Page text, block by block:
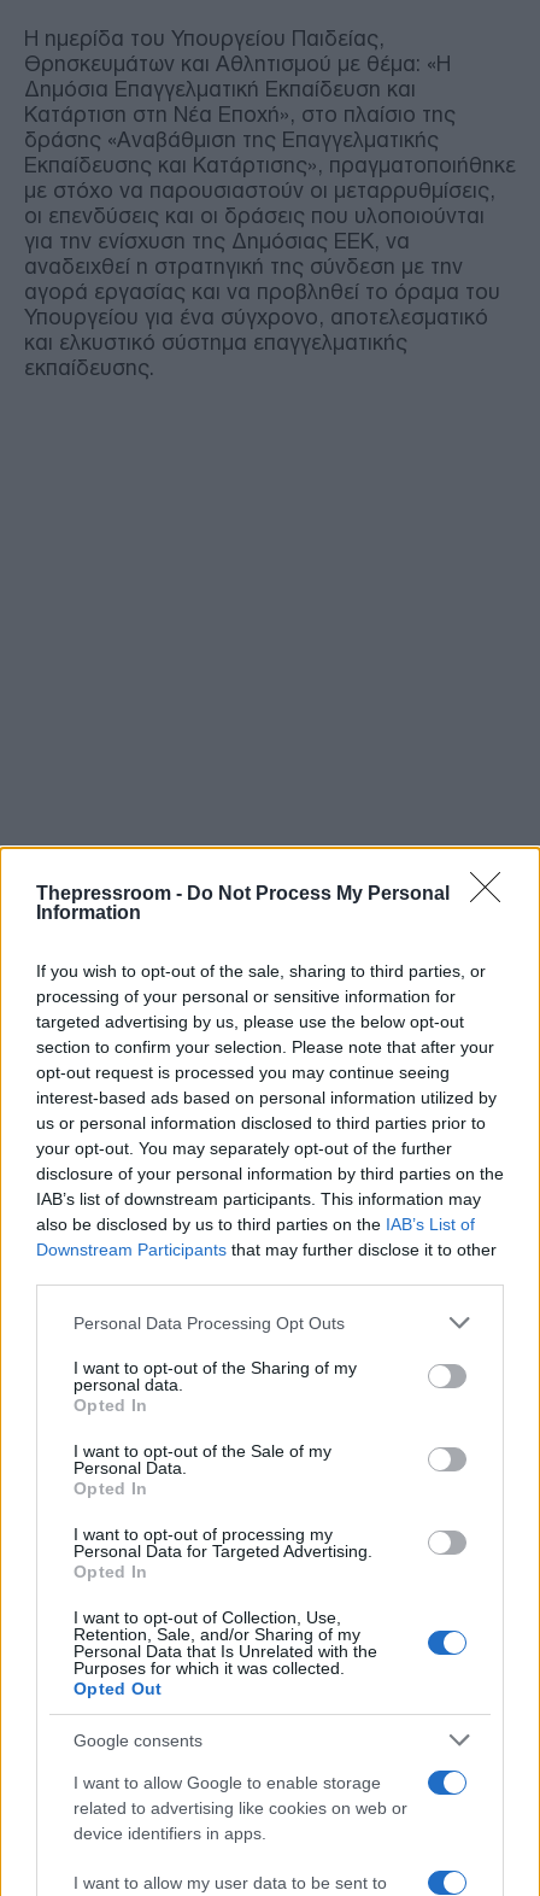
Thepressroom - Do Not Process My Personal
Information
If you wish to opt-out of the sale, sharing to third parties, or
processing of your personal or sensitive information for
targeted advertising by us, please use the below opt-out
section to confirm your selection. Please note that after your
opt-out request is processed you may continue seeing
interest-based ads based on personal information utilized by
us or personal information disclosed to third parties prior to
your opt-out. You may separately opt-out of the further
disclosure of your personal information by third parties on the
IAB’s list of downstream participants. This information may
also be disclosed by us to third parties on the IAB’s List of
Downstream Participants that may further disclose it to other
Please note that this website/app uses one or more Google
not limited to your visit or usage behaviour. You may click to
grant or deny consent to Google and its third-party tags to
use your data for below specified purposes in below Google
consent section.
Personal Data Processing Opt Outs
I want to opt-out of the Sharing of my
personal data.
Opted In
I want to opt-out of the Sale of my
Personal Data.
Opted In
I want to opt-out of processing my
Personal Data for Targeted Advertising.
Opted In
I want to opt-out of Collection, Use,
Retention, Sale, and/or Sharing of my
Personal Data that Is Unrelated with the
Purposes for which it was collected.
Opted Out
Google consents
I want to allow Google to enable storage
related to advertising like cookies on web or
device identifiers in apps.
I want to allow my user data to be sent to
Η ημερίδα του Υπουργείου Παιδείας,
Θρησκευμάτων και Αθλητισμού με θέμα: «Η
Δημόσια Επαγγελματική Εκπαίδευση και
Κατάρτιση στη Νέα Εποχή», στο πλαίσιο της
δράσης «Αναβάθμιση της Επαγγελματικής
Εκπαίδευσης και Κατάρτισης», πραγματοποιήθηκε
με στόχο να παρουσιαστούν οι μεταρρυθμίσεις,
οι επενδύσεις και οι δράσεις που υλοποιούνται
για την ενίσχυση της Δημόσιας ΕΕΚ, να
αναδειχθεί η στρατηγική της σύνδεση με την
αγορά εργασίας και να προβληθεί το όραμα του
Υπουργείου για ένα σύγχρονο, αποτελεσματικό
και ελκυστικό σύστημα επαγγελματικής
εκπαίδευσης.
Σε αυτήν συμμετείχαν, εκπρόσωποι της
εκπαιδευτικής κοινότητας, κοινωνικοί εταίροι,
στελέχη της δημόσιας διοίκησης, αλλά και
σπουδαστές.
Η Γενική Γραμματέας Επαγγελματικής
Εκπαίδευσης, Κατάρτισης και Διά Βίου Μάθησης,
Όλγα Καφετζοπούλου στην ομιλία της,
αναφέρθηκε στις μεταρρυθμίσεις που έχουν
επιτευχθεί από το 2020 έως σήμερα, στις
προκλήσεις που έχει να αντιμετωπίσει η πολιτική
ηγεσία του ΥΠΑΙΘΑ, καθώς και στις αξίες, τις
αρχές και τους στόχους της νέας στρατηγικής
ΕΕΚ & ΔΒΜ θα πρέπει να είναι ανοικτό, ποιοτικό
και σύγχρονο, να προσφέρει ίσες ευκαιρίες, να
εργασίας και να ενισχύει τη βιωσιμότητα, την
καινοτομία και την κοινωνική συνοχή.
Επιπλέον, ο Προϊστάμενος της Επιτελικής Δομής
ΕΣΠΑ ΥΠΑΙΘΑ, Παύλος Πασχάλης ανέλυσε τις
δράσεις που χρηματοδοτούνται από το Ταμείο
Ανάκαμψης, παρουσιάζοντας την πρόοδο των
έργων που αφορούν την αναβάθμιση του
εργαστηριακού εξοπλισμού, την ενίσχυση της
ψηφιακών δεξιοτήτων.